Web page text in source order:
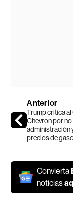
Anterior
Trump critica al
Chevron por
administración
precios de
Convierta
noticias